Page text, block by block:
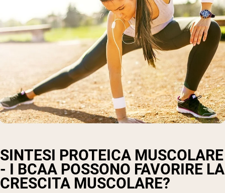
SINTESI PROTEICA MUSCOLARE
- I BCAA POSSONO FAVORIRE LA
CRESCITA MUSCOLARE?